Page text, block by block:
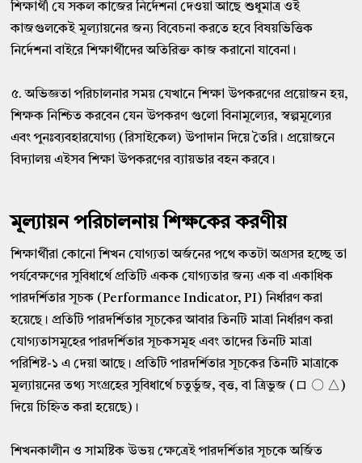
শিক্ষার্থী যে সকল কাজের নির্দেশনা দেওয়া আছে শুধুমাত্র ওই
কাজগুলকেই মূল্যায়নের জন্য বিবেচনা করতে হবে বিষয়ভিত্তিক
নির্দেশনা বাইরে শিক্ষার্থীদের অতিরিক্ত কাজ করানো যাবেনা।
৫. অভিজ্ঞতা পরিচালনার সময় যেখানে শিক্ষা উপকরণের প্রয়োজন হয়,
শিক্ষক নিশ্চিত করবেন যেন উপকরণ গুলো বিনামূল্যের, স্বল্পমূল্যের
এবং পুনঃব্যবহারযোগ্য (রিসাইকেল) উপাদান দিয়ে তৈরি। প্রয়োজনে
বিদ্যালয় এইসব শিক্ষা উপকরণের ব্যায়ভার বহন করবে।
মূল্যায়ন পরিচালনায় শিক্ষকের করণীয়
শিক্ষার্থীরা কোনো শিখন যোগ্যতা অর্জনের পথে কতটা অগ্রসর হচ্ছে তা
পর্যবেক্ষণের সুবিধার্থে প্রতিটি একক যোগ্যতার জন্য এক বা একাধিক
পারদর্শিতার সূচক (Performance Indicator, PI) নির্ধারণ করা
হয়েছে। প্রতিটি পারদর্শিতার সূচকের আবার তিনটি মাত্রা নির্ধারণ করা
যোগ্যতাসমূহের পারদর্শিতার সূচকসমূহ এবং তাদের তিনটি মাত্রা
পরিশিষ্ট-১ এ দেয়া আছে। প্রতিটি পারদর্শিতার সূচকের তিনটি মাত্রাকে
মূল্যায়নের তথ্য সংগ্রহের সুবিধার্থে চতুর্ভুজ, বৃত্ত, বা ত্রিভুজ (ロ 〇 △)
দিয়ে চিহ্নিত করা হয়েছে)।
শিখনকালীন ও সামষ্টিক উভয় ক্ষেত্রেই পারদর্শিতার সূচকে অর্জিত